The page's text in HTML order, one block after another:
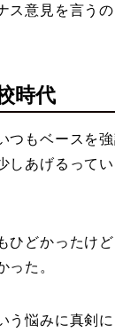
ス意見を言うの
時代
つもベースを
しあげるって
ひどかったけ
った。
う悩みに真剣